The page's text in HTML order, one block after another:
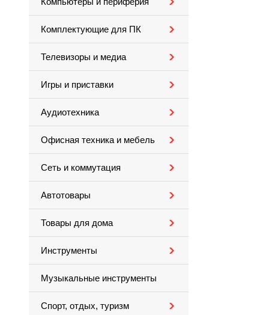
Комплектующие для ПК
Телевизоры и медиа
Игры и приставки
Аудиотехника
Офисная техника и мебель
Сеть и коммутация
Автотовары
Товары для дома
Инструменты
Музыкальные инструменты
Спорт, отдых, туризм